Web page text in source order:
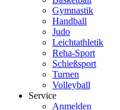
Gymnastik
Handball
Judo
Leichtathletik
Reha-Sport
Schießsport
Turnen
Volleyball
Service
Anmelden